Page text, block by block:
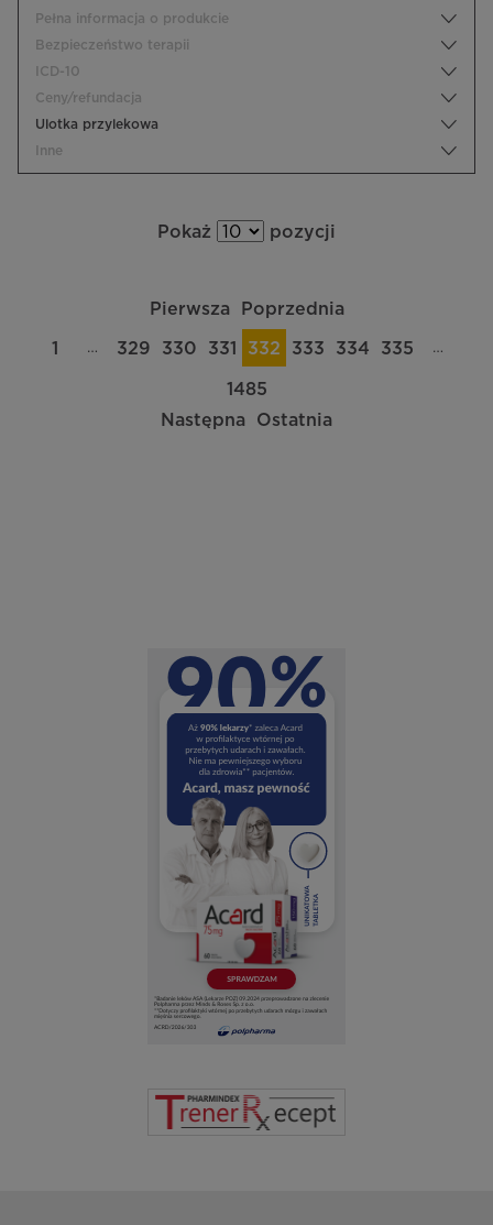
Pełna informacja o produkcie
Bezpieczeństwo terapii
ICD-10
Ceny/refundacja
Ulotka przylekowa
Inne
Pokaż pozycji
Pierwsza Poprzednia
1 … 329 330 331 332 333 334 335 …
1485
Następna
Ostatnia